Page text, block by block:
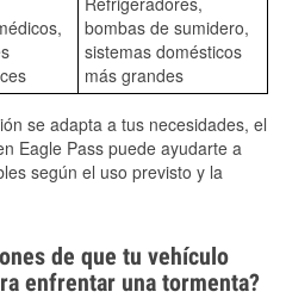
bombas de sumidero,
sistemas domésticos
más grandes
se adapta a tus necesidades, el
Eagle Pass puede ayudarte a
según el uso previsto y la
de que tu vehículo
enfrentar una tormenta?